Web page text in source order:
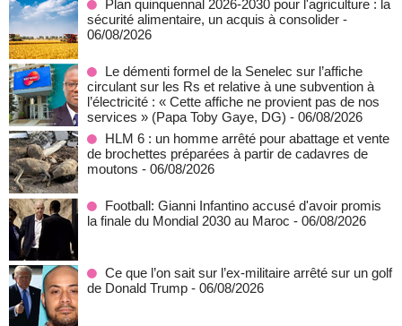
Plan quinquennal 2026-2030 pour l'agriculture : la
sécurité alimentaire, un acquis à consolider -
06/08/2026
Le démenti formel de la Senelec sur l’affiche
circulant sur les Rs et relative à une subvention à
l’électricité : « Cette affiche ne provient pas de nos
services » (Papa Toby Gaye, DG) - 06/08/2026
HLM 6 : un homme arrêté pour abattage et vente
de brochettes préparées à partir de cadavres de
moutons - 06/08/2026
Football: Gianni Infantino accusé d'avoir promis
la finale du Mondial 2030 au Maroc - 06/08/2026
Ce que l’on sait sur l’ex-militaire arrêté sur un golf
de Donald Trump - 06/08/2026